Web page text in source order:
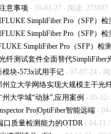
意事项 - 10-01-27 - 阅读: 275107
SimpliFiber Pro（SFP）
SimpliFiber Pro（SFP）
SimpliFiber Pro（SFP）检
纤测试套件全面替代SimpliFiber
模块-573x试用手记 - 07-07-24 -
州立大学网络实现大规模主干光
大学城“动脉”,应用案例 - 05-
Pro|OptiFiber智能远端 -
口质量检测能力的OTDR - 04-11-